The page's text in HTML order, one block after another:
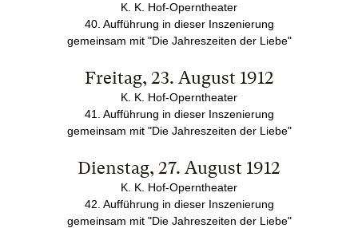
K. K. Hof-Operntheater
40. Aufführung in dieser Inszenierung
gemeinsam mit "Die Jahreszeiten der Liebe"
Freitag, 23. August 1912
K. K. Hof-Operntheater
41. Aufführung in dieser Inszenierung
gemeinsam mit "Die Jahreszeiten der Liebe"
Dienstag, 27. August 1912
K. K. Hof-Operntheater
42. Aufführung in dieser Inszenierung
gemeinsam mit "Die Jahreszeiten der Liebe"